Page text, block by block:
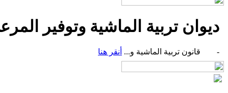
ديوان تربية الماشية وتوفير
- قانون تربية الماشية و... أنقر هنا